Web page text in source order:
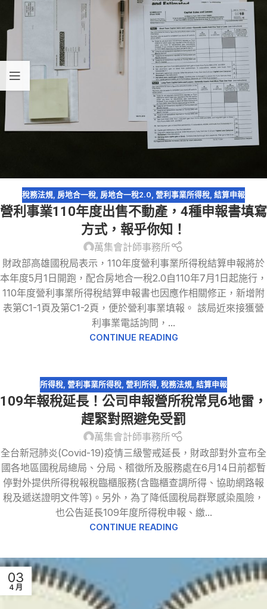
稅務法規, 房地合一稅, 房地合一稅2.0, 營利事業所得稅, 結算申報
營利事業110年度出售不動產，4種申報書填寫
方式，報乎你知！
萬集會計師事務所
財政部高雄國稅局表示，110年度營利事業所得稅結算申報將於
本年度5月1日開跑，配合房地合一稅2.0自110年7月1日起施行，
110年度營利事業所得稅結算申報書也因應作相關修正，新增附
表第C1-1頁及第C1-2頁，便於營利事業填報。 該局近來接獲營
利事業電話詢問，...
CONTINUE READING
所得稅 營利事業所得稅 營利所得 稅務法規 結算申報
109年報稅延長！公司申報營所稅常見6地雷，
趕緊對照避免受罰
萬集會計師事務所
全台新冠肺炎(Covid-19)疫情三級警戒延長，財政部對外宣布全
國各地區國稅局總局、分局、稽徵所及服務處在6月14日前都暫
停對外提供所得稅報稅臨櫃服務(含臨櫃查調所得、協助網路報
稅及遞送證明文件等)。另外，為了降低國稅局群聚感染風險，
也公告延長109年度所得稅申報、繳...
CONTINUE READING
03
4 月